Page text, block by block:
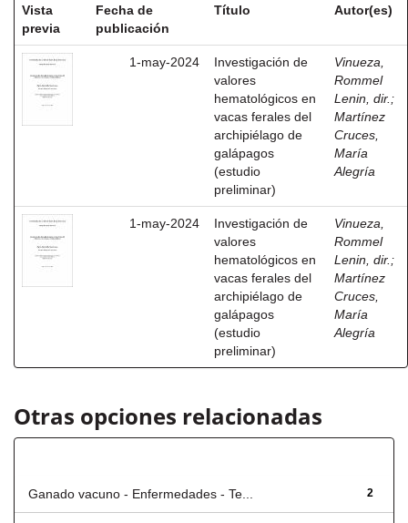
Vista
previa
Fecha de
publicación
Título Autor(es)
1-may-2024
Investigación de
valores
hematológicos en
vacas ferales del
archipiélago de
galápagos
(estudio
preliminar)
Vinueza,
Rommel
Lenin, dir. ;
Martínez
Cruces,
María
Alegría
1-may-2024
Investigación de
valores
hematológicos en
vacas ferales del
archipiélago de
galápagos
(estudio
preliminar)
Vinueza,
Rommel
Lenin, dir. ;
Martínez
Cruces,
María
Alegría
Otras opciones relacionadas
2
Ganado vacuno - Enfermedades - Te...